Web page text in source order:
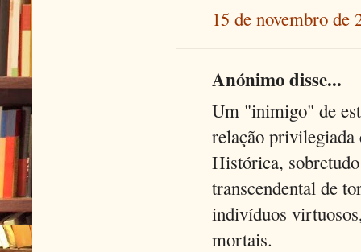
15 de novembro de
Anónimo disse...
Um "inimigo" de
relação privilegiada
Histórica,
transcendental de
indivíduos
mortais.